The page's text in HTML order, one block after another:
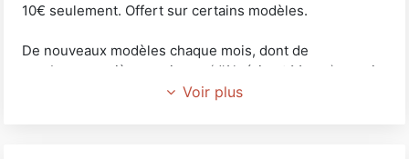
10€ seulement. Offert sur certains modèles.
De nouveaux modèles chaque mois, dont de
nombreuses pièces uniques (d'Algérie et Maroc) au prix
le plus bas du marché !
Voir plus